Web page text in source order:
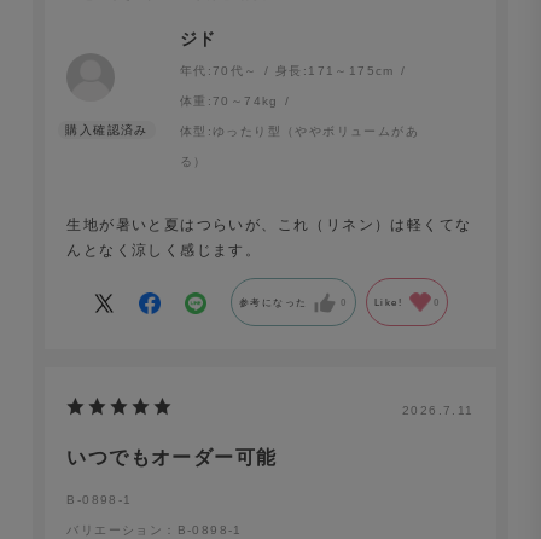
ジド
年代: 70代～ 身長: 171～175cm
体重: 70～74kg
体型: ゆったり型（ややボリュームがあ
る）
生地が暑いと夏はつらいが、これ（リネン）は軽くてな
んとなく涼しく感じます。
参考になった 0 Like! 0
2026.7.11
いつでもオーダー可能
B-0898-1
バリエーション：B-0898-1